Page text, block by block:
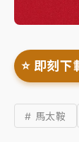
⭐️ 即刻
# 馬太鞍